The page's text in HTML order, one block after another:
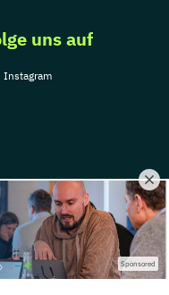
Sponsored
uns auf
Instagram
Nutzungsbedingungen